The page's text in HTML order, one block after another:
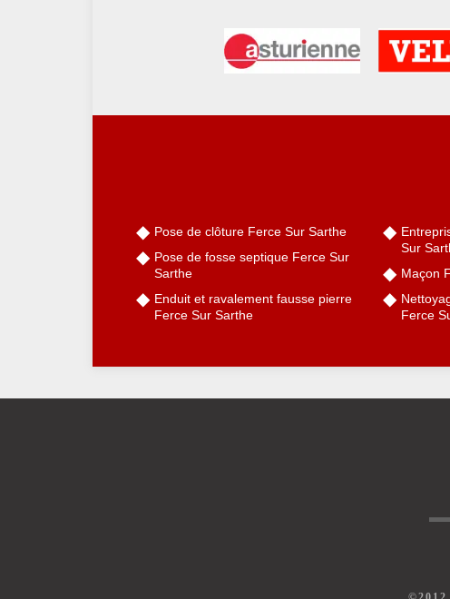
Pose de clôture Ferce Sur Sarthe
Pose de fosse septique Ferce Sur
Sarthe
Enduit et ravalement fausse pierre
Ferce Sur Sarthe
Sur
Maçon
Ferce